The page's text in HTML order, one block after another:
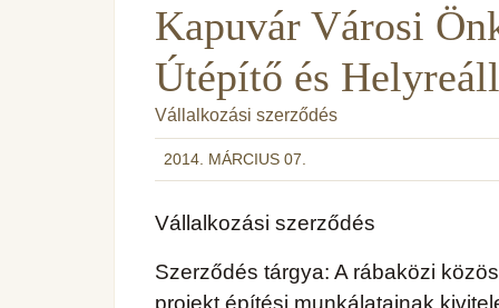
Kapuvár Városi
Útépítő és
Vállalkozási szerződés
2014. MÁRCIUS 07.
Vállalkozási szerződés
Szerződés tárgya: A rábaközi
projekt építési munkálatainak